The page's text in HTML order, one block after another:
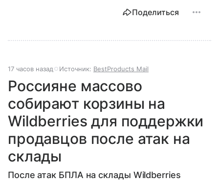
Поделиться
17 часов назад Источник: BestProducts Mail
Россияне массово
собирают корзины на
Wildberries для поддержки
продавцов после атак на
склады
После атак БПЛА на склады Wildberries